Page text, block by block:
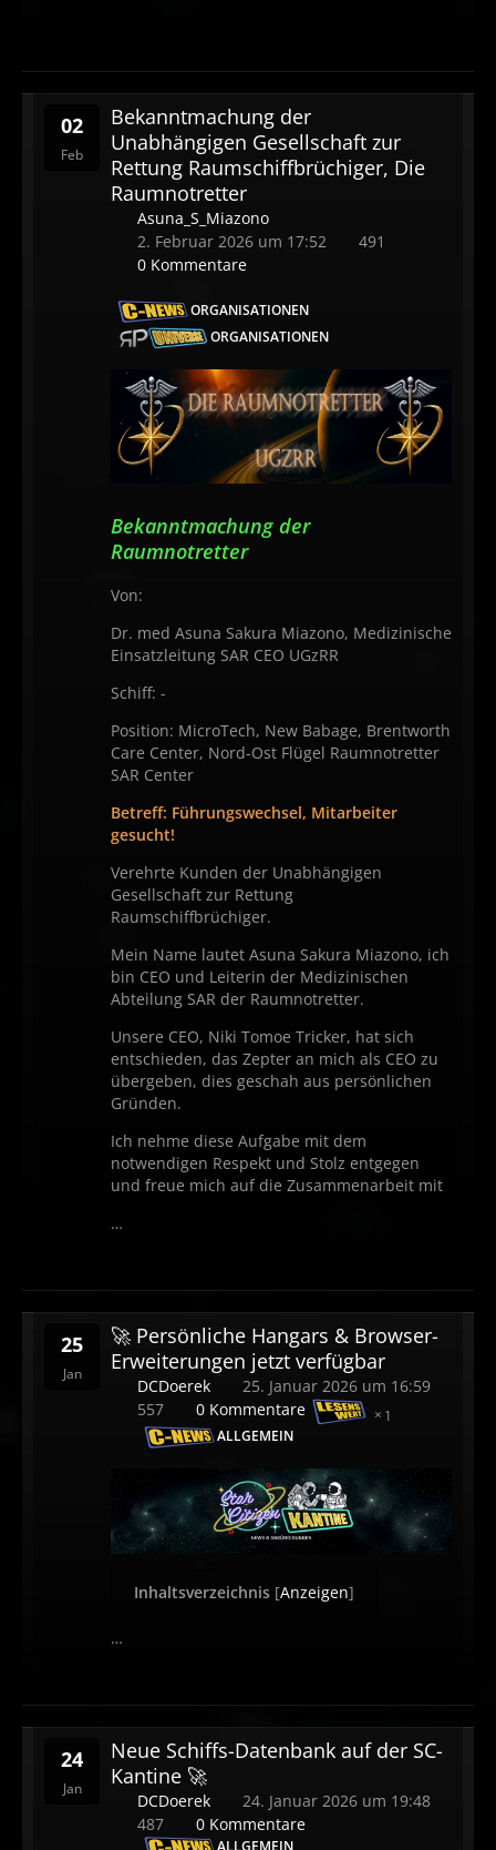
02
Feb
Bekanntmachung der
Unabhängigen Gesellschaft zur
Rettung Raumschiffbrüchiger, Die
Raumnotretter
Asuna_S_Miazono
2. Februar 2026 um 17:52
491
0 Kommentare
ORGANISATIONEN
ORGANISATIONEN
Bekanntmachung der
Raumnotretter
Von:
Dr. med Asuna Sakura Miazono, Medizinische
Einsatzleitung SAR CEO UGzRR
Schiff: -
Position: MicroTech, New Babage, Brentworth
Care Center, Nord-Ost Flügel Raumnotretter
SAR Center
Betreff: Führungswechsel, Mitarbeiter
gesucht!
Verehrte Kunden der Unabhängigen
Gesellschaft zur Rettung
Raumschiffbrüchiger.
Mein Name lautet Asuna Sakura Miazono, ich
bin CEO und Leiterin der Medizinischen
Abteilung SAR der Raumnotretter.
Unsere CEO, Niki Tomoe Tricker, hat sich
entschieden, das Zepter an mich als CEO zu
übergeben, dies geschah aus persönlichen
Gründen.
Ich nehme diese Aufgabe mit dem
notwendigen Respekt und Stolz entgegen
und freue mich auf die Zusammenarbeit mit
…
25
Jan
🚀 Persönliche Hangars & Browser-
Erweiterungen jetzt verfügbar
DCDoerek
25. Januar 2026 um 16:59
557
0 Kommentare
1
ALLGEMEIN
Inhaltsverzeichnis [Anzeigen]
…
24
Jan
Neue Schiffs-Datenbank auf der SC-
Kantine 🚀
DCDoerek
24. Januar 2026 um 19:48
487
0 Kommentare